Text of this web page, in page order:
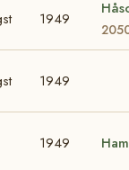
1949
1949
1949